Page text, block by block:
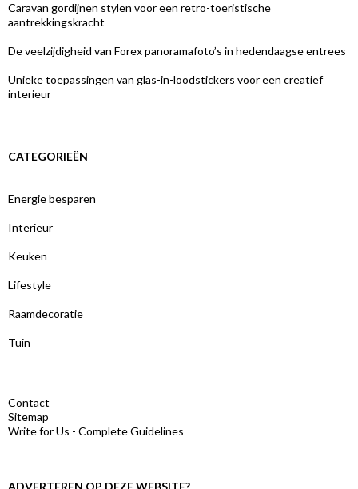
Caravan gordijnen stylen voor een retro-toeristische
aantrekkingskracht
De veelzijdigheid van Forex panoramafoto’s in hedendaagse entrees
Unieke toepassingen van glas-in-loodstickers voor een creatief
interieur
CATEGORIEËN
Energie besparen
Interieur
Keuken
Lifestyle
Raamdecoratie
Tuin
Contact
Sitemap
Write for Us - Complete Guidelines
ADVERTEREN OP DEZE WEBSITE?